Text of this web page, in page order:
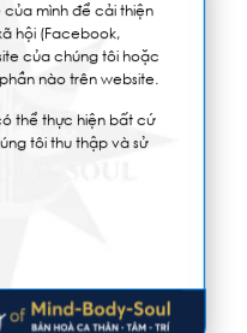
mình để cải thiện
hội (Facebook,
của chúng tôi hoặc
nào trên website.
thể thực hiện bất cứ
tôi thu thập và sử